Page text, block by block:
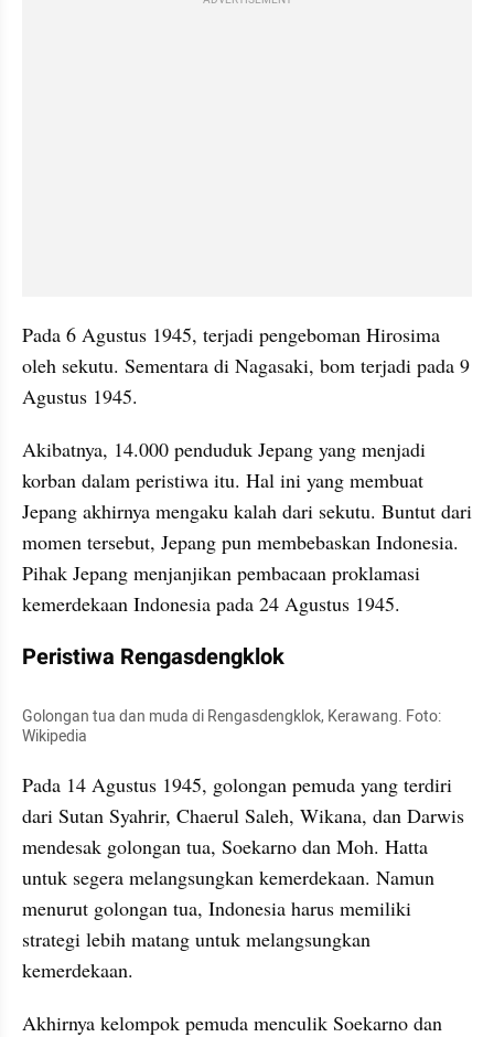
Pada 6 Agustus 1945, terjadi pengeboman Hirosima
oleh sekutu. Sementara di Nagasaki, bom terjadi pada 9
Agustus 1945.
Akibatnya, 14.000 penduduk Jepang yang menjadi
korban dalam peristiwa itu. Hal ini yang membuat
Jepang akhirnya mengaku kalah dari sekutu. Buntut dari
momen tersebut, Jepang pun membebaskan Indonesia.
Pihak Jepang menjanjikan pembacaan proklamasi
kemerdekaan Indonesia pada 24 Agustus 1945.
Peristiwa Rengasdengklok
Golongan tua dan muda di Rengasdengklok, Kerawang. Foto:
Wikipedia
Pada 14 Agustus 1945, golongan pemuda yang terdiri
dari Sutan Syahrir, Chaerul Saleh, Wikana, dan Darwis
mendesak golongan tua, Soekarno dan Moh. Hatta
untuk segera melangsungkan kemerdekaan. Namun
menurut golongan tua, Indonesia harus memiliki
strategi lebih matang untuk melangsungkan
kemerdekaan.
Akhirnya kelompok pemuda menculik Soekarno dan